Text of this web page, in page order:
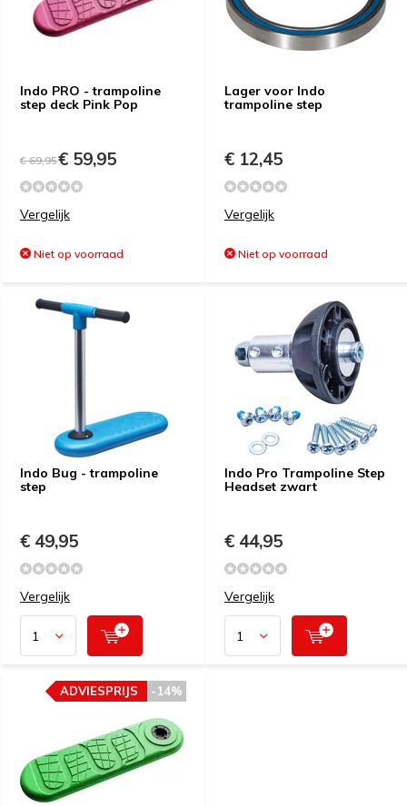
Indo PRO - trampoline
step deck Pink Pop
€ 69,95€ 59,95
Vergelijk
Niet op voorraad
Lager voor Indo
trampoline step
€ 12,45
Vergelijk
Niet op voorraad
Indo Bug - trampoline
step
€ 49,95
Vergelijk
Indo Pro Trampoline Step
Headset zwart
€ 44,95
Vergelijk
-14%
ADVIESPRIJS